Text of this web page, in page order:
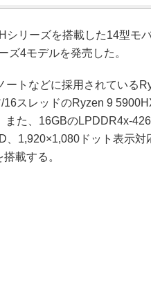
シリーズを搭載した14型モ
ズ4モデルを発売した。
トなどに採用されている
スレッドのRyzen 9
た、16GBのLPDDR4x-
、1,920×1,080ドット表示対
載する。